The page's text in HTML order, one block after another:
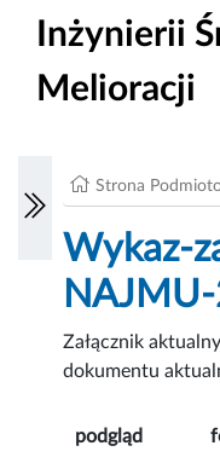
Inżynierii
Melioracji
Strona
Wykaz-
Załącznik
dokumentu
podgląd